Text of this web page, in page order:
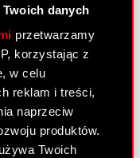
danych
przetwarzamy
korzystając z
w celu
reklam i treści,
naprzeciw
produktów.
Twoich